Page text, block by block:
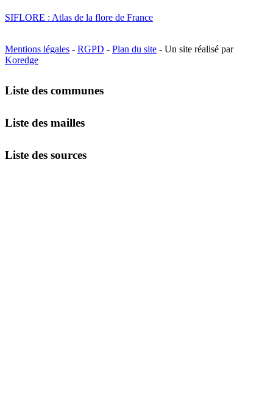
SIFLORE : Atlas de la flore de France
Mentions légales - RGPD - Plan du site - Un site réalisé par
Koredge
Liste des communes
Liste des mailles
Liste des sources